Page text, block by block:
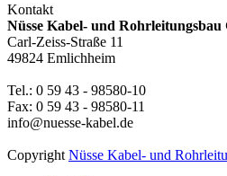
Kontakt
Nüsse Kabel- und Rohrleitungsbau
Carl-Zeiss-Straße 11
49824 Emlichheim
Tel.: 0 59 43 - 98580-10
Fax: 0 59 43 - 98580-11
info@nuesse-kabel.de
Copyright Nüsse Kabel- und